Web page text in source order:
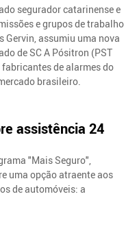
segurador catarinense e
e grupos de trabalho
Gervin, assumiu uma nova
de SC A Pósitron (PST
de alarmes do
brasileiro.
assistência 24
"Mais Seguro",
uma opção atraente aos
de automóveis: a